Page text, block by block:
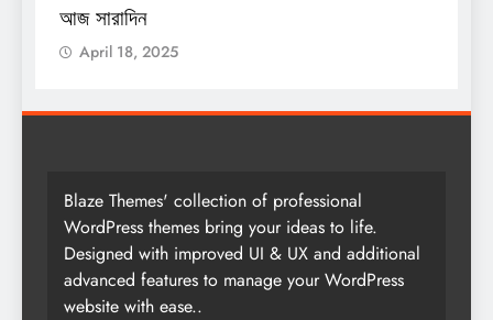
আজ সারাদিন
April 18, 2025
Blaze Themes' collection of professional
WordPress themes bring your ideas to life.
Designed with improved UI & UX and additional
advanced features to manage your WordPress
website with ease..